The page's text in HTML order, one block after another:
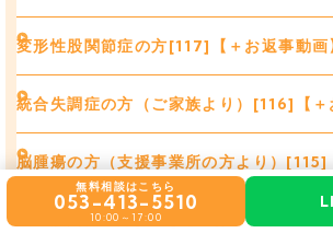
変形性股関節症の方[117]【＋お返事動画
統合失調症の方（ご家族より）[116]【＋
脳腫瘍の方（支援事業所の方より）[115]
人工股関節の方[114]【＋お返事動画】
無料相談はこちら
053-413-5510
10:00～17:00